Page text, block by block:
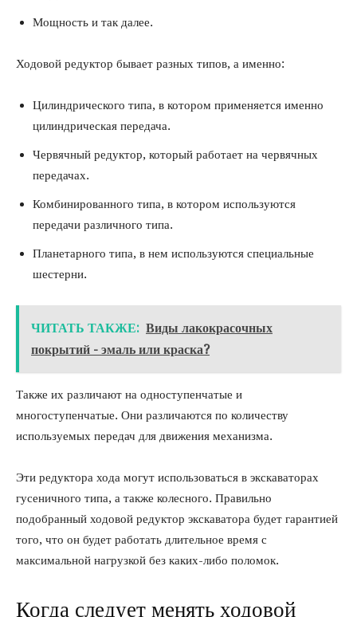
Мощность и так далее.
Ходовой редуктор бывает разных типов, а именно:
Цилиндрического типа, в котором применяется именно
цилиндрическая передача.
Червячный редуктор, который работает на червячных
передачах.
Комбинированного типа, в котором используются
передачи различного типа.
Планетарного типа, в нем используются специальные
шестерни.
ЧИТАТЬ ТАКЖЕ: Виды лакокрасочных
покрытий - эмаль или краска?
Также их различают на одноступенчатые и
многоступенчатые. Они различаются по количеству
используемых передач для движения механизма.
Эти редуктора хода могут использоваться в экскаваторах
гусеничного типа, а также колесного. Правильно
подобранный ходовой редуктор экскаватора будет гарантией
того, что он будет работать длительное время с
максимальной нагрузкой без каких-либо поломок.
Когда следует менять ходовой